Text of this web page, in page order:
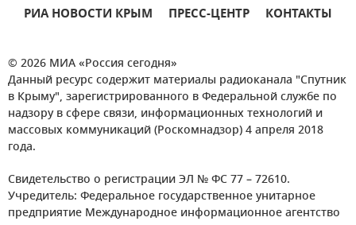
РИА НОВОСТИ КРЫМ ПРЕСС-ЦЕНТР КОНТАКТЫ
© 2026 МИА «Россия сегодня»
Данный ресурс содержит материалы радиоканала "Спутник
в Крыму", зарегистрированного в Федеральной службе по
надзору в сфере связи, информационных технологий и
массовых коммуникаций (Роскомнадзор) 4 апреля 2018
года.
Свидетельство о регистрации ЭЛ № ФС 77 – 72610.
Учредитель: Федеральное государственное унитарное
предприятие Международное информационное агентство